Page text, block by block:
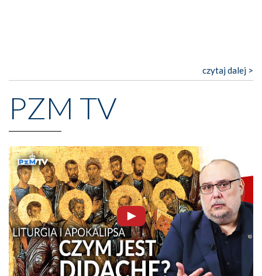
czytaj dalej >
PZM TV